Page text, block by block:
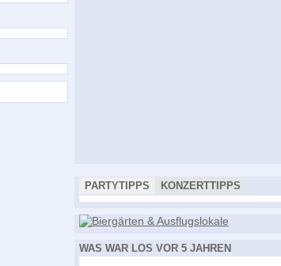
PARTYTIPPS KONZERTTIPPS
WAS WAR LOS VOR 5 JAHREN